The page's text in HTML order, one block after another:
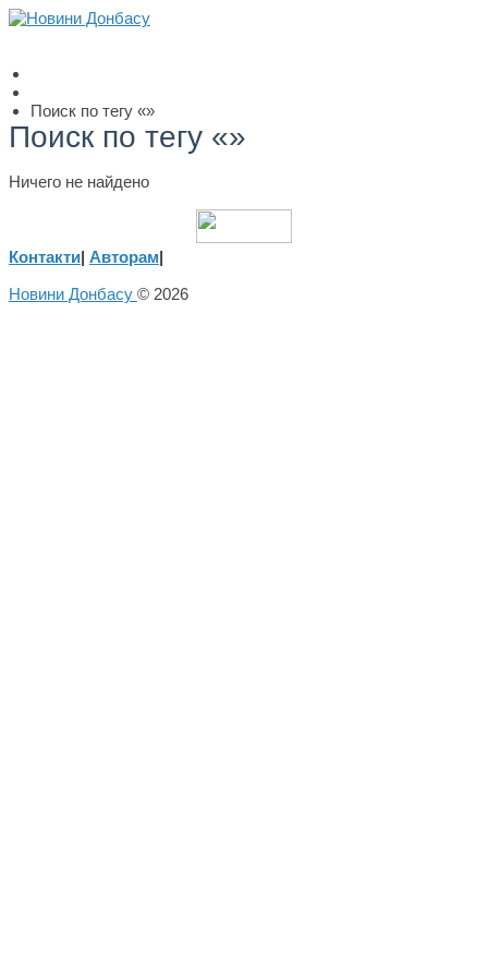
Поиск по тегу «»
Поиск по тегу «»
Ничего не найдено
Контакти| Авторам|
Новини Донбасу © 2026